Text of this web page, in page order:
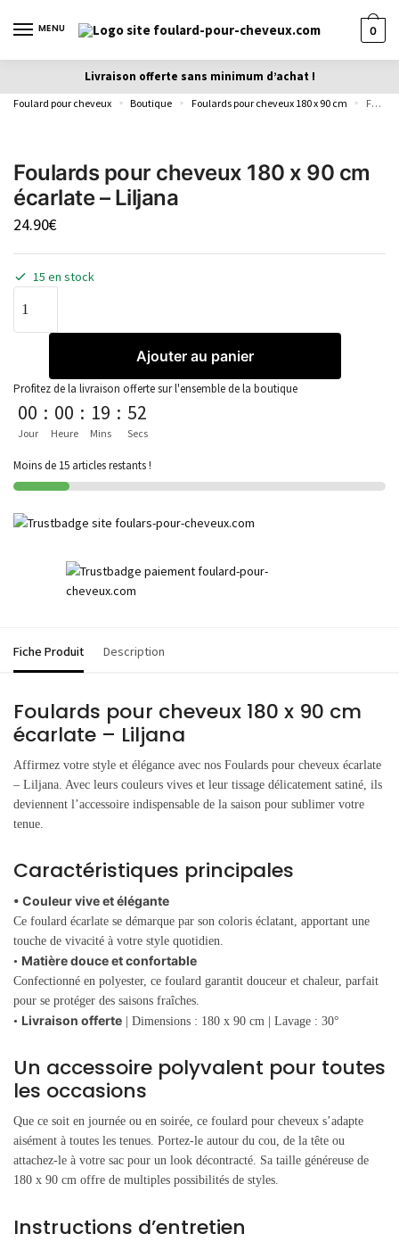
MENU 0
Livraison offerte sans minimum d’achat !
Foulard pour cheveux » Boutique » Foulards pour cheveux 180 x 90 cm » Foulards pour cheveux 180 x 90 cm écarlate – Liljana
Foulards pour cheveux 180 x 90 cm
écarlate – Liljana
24.90€
15 en stock
Ajouter au panier
Profitez de la livraison offerte sur l'ensemble de la boutique
00
Jour
: 00
Heure
: 19
Mins
: 52
Secs
Moins de 15 articles restants !
Fiche Produit Description
Foulards pour cheveux 180 x 90 cm
écarlate – Liljana
Affirmez votre style et élégance avec nos Foulards pour cheveux écarlate
– Liljana. Avec leurs couleurs vives et leur tissage délicatement satiné, ils
deviennent l’accessoire indispensable de la saison pour sublimer votre
tenue.
Caractéristiques principales
• Couleur vive et élégante
Ce foulard écarlate se démarque par son coloris éclatant, apportant une
touche de vivacité à votre style quotidien.
• Matière douce et confortable
Confectionné en polyester, ce foulard garantit douceur et chaleur, parfait
pour se protéger des saisons fraîches.
• Livraison offerte | Dimensions : 180 x 90 cm | Lavage : 30°
Un accessoire polyvalent pour toutes
les occasions
Que ce soit en journée ou en soirée, ce foulard pour cheveux s’adapte
aisément à toutes les tenues. Portez-le autour du cou, de la tête ou
attachez-le à votre sac pour un look décontracté. Sa taille généreuse de
180 x 90 cm offre de multiples possibilités de styles.
Instructions d’entretien